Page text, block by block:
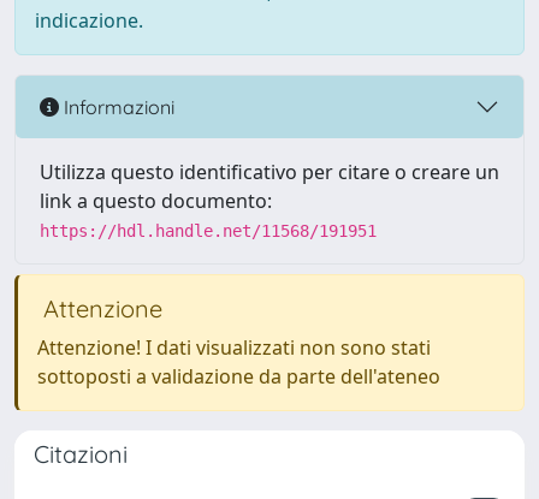
indicazione.
Informazioni
Utilizza questo identificativo per citare o creare un
link a questo documento:
https://hdl.handle.net/11568/191951
Attenzione
Attenzione! I dati visualizzati non sono stati
sottoposti a validazione da parte dell'ateneo
Citazioni